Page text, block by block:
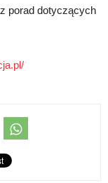
porad dotyczących